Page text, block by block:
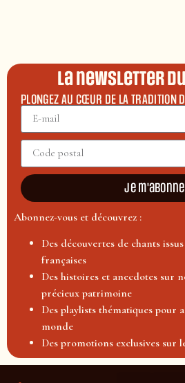
La newsletter
PLONGEZ AU CŒUR DE LA TRADITION
Je m'abonne
Abonnez-vous et découvrez :
Des découvertes de chants
françaises
Des histoires et anecdotes sur
précieux patrimoine
Des playlists thématiques pour
monde
Des promotions exclusives sur